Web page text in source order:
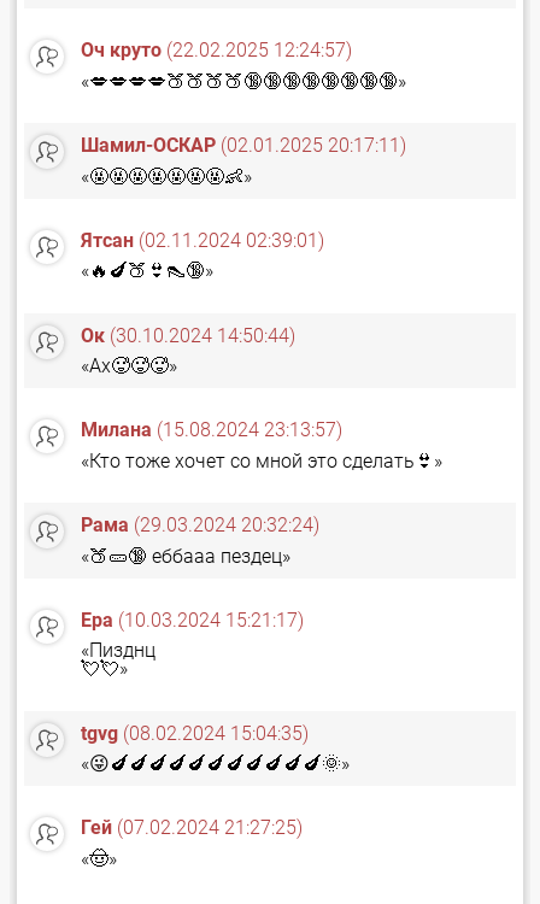
Оч круто (22.02.2025 12:24:57)
«💋💋💋💋🍑🍑🍑🍑🔞🔞🔞🔞🔞🔞🔞🔞»
Шамил-ОСКАР (02.01.2025 20:17:11)
«🤬🤬🤬🤬🤬🤬🤬👶»
Ятсан (02.11.2024 02:39:01)
«🔥🍆🍑👙👠🔞»
Ок (30.10.2024 14:50:44)
«Ах🥵🥵🥵»
Милана (15.08.2024 23:13:57)
«Кто тоже хочет со мной это сделать👙»
Рама (29.03.2024 20:32:24)
«🍑🥒🔞 еббааа пездец»
Ера (10.03.2024 15:21:17)
«Пизднц
💘💘»
tgvg (08.02.2024 15:04:35)
«😜🍆🍆🍆🍆🍆🍆🍆🍆🍆🍆🍆🌞»
Гей (07.02.2024 21:27:25)
«🤠»